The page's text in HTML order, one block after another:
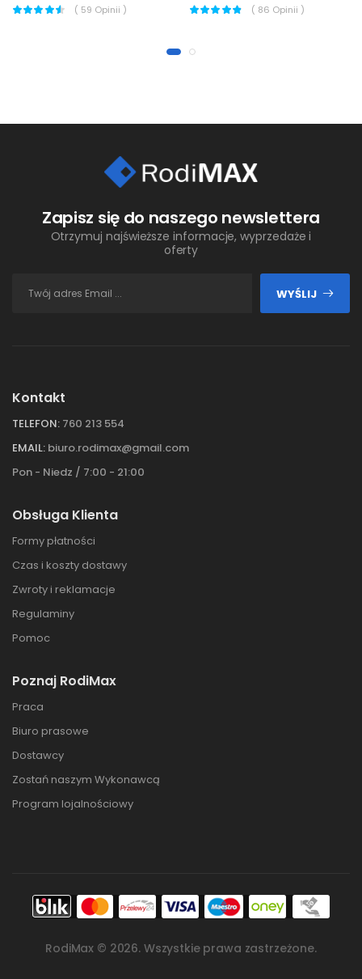
( 59 Opinii ) ( 86 Opinii )
Zapisz się do naszego newslettera
Otrzymuj najświeższe informacje, wyprzedaże i
oferty
WYŚLIJ
Kontakt
TELEFON: 760 213 554
EMAIL: biuro.rodimax@gmail.com
Pon - Niedz / 7:00 - 21:00
Obsługa Klienta
Formy płatności
Czas i koszty dostawy
Zwroty i reklamacje
Regulaminy
Pomoc
Poznaj RodiMax
Praca
Biuro prasowe
Dostawcy
Zostań naszym Wykonawcą
Program lojalnościowy
RodiMax © 2026. Wszystkie prawa zastrzeżone.